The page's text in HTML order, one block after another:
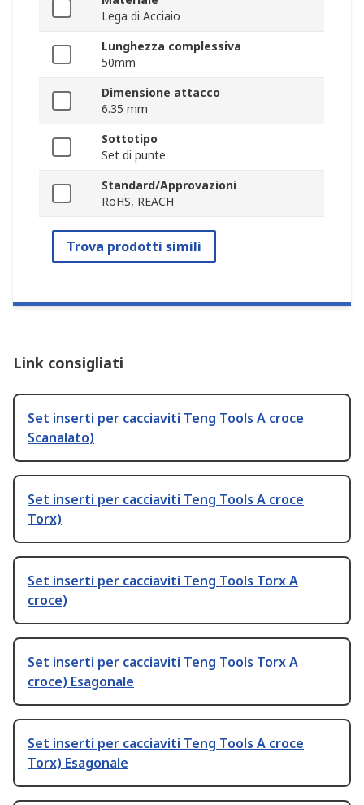
Lega di Acciaio
Lunghezza complessiva
50mm
Dimensione attacco
6.35 mm
Sottotipo
Set di punte
Standard/Approvazioni
RoHS, REACH
Trova prodotti simili
Link consigliati
Set inserti per cacciaviti Teng Tools A croce
Scanalato)
Set inserti per cacciaviti Teng Tools A croce
Torx)
Set inserti per cacciaviti Teng Tools Torx A
croce)
Set inserti per cacciaviti Teng Tools Torx A
croce) Esagonale
Set inserti per cacciaviti Teng Tools A croce
Torx) Esagonale